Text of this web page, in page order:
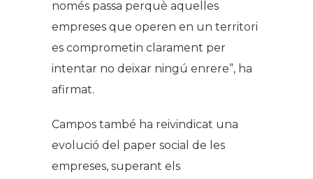
només passa perquè aquelles
empreses que operen en un territori
es comprometin clarament per
intentar no deixar ningú enrere”, ha
afirmat.
Campos també ha reivindicat una
evolució del paper social de les
empreses, superant els